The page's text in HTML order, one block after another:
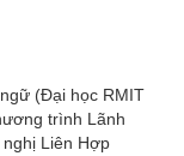
(Đại học RMIT
trình Lãnh
Liên Hợp